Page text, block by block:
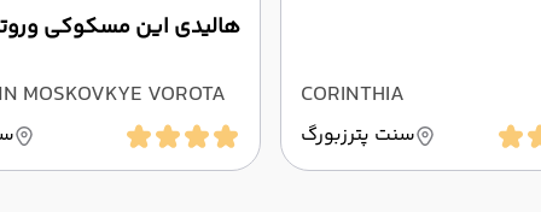
CORINTHIA
سنت پترزبورگ
هالیدی این مسکوکی
MOSKOVKYE VOROTA